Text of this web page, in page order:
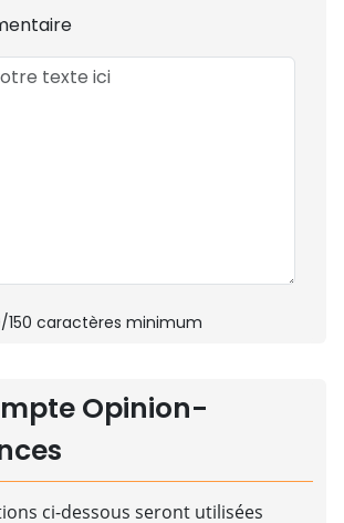
/150 caractères minimum
Opinion-
ci-dessous seront utilisées